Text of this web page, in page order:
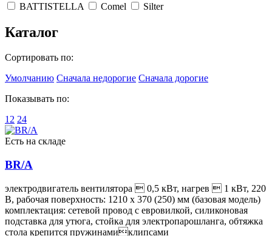
BATTISTELLA
Comel Silter
Каталог
Сортировать по:
Умолчанию Сначала недорогие Сначала дорогие
Показывать по:
12 24
Есть на складе
BR/A
электродвигатель вентилятора  0,5 кВт, нагрев  1 кВт, 220
В, рабочая поверхность: 1210 х 370 (250) мм (базовая модель)
комплектация: сетевой провод с евровилкой, силиконовая
подставка для утюга, стойка для электропарошланга, обтяжка
стола крепится пружинамиклипсами